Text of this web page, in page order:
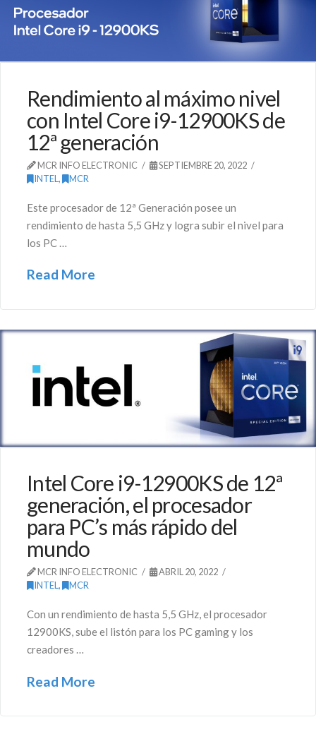
Rendimiento al máximo nivel
con Intel Core i9-12900KS de
12ª generación
MCR INFO ELECTRONIC
SEPTIEMBRE 20, 2022
INTEL , MCR
Este procesador de 12ª Generación posee un
rendimiento de hasta 5,5 GHz y logra subir el nivel para
los PC …
Read More
Intel Core i9-12900KS de 12ª
generación, el procesador
para PC’s más rápido del
mundo
MCR INFO ELECTRONIC
ABRIL 20, 2022
INTEL, MCR
Con un rendimiento de hasta 5,5 GHz, el procesador
12900KS, sube el listón para los PC gaming y los
creadores …
Read More